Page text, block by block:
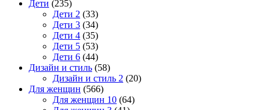
Дети (235)
Дети 2 (33)
Дети 3 (34)
Дети 4 (35)
Дети 5 (53)
Дети 6 (44)
Дизайн и стиль (58)
Дизайн и стиль 2 (20)
Для женщин (566)
Для женщин 10 (64)